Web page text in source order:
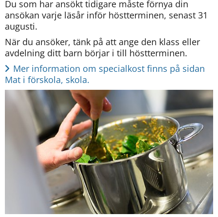
Du som har ansökt tidigare måste förnya din
ansökan varje läsår inför höstterminen, senast 31
augusti.
När du ansöker, tänk på att ange den klass eller
avdelning ditt barn börjar i till höstterminen.
Mer information om specialkost finns på sidan
Mat i förskola, skola.